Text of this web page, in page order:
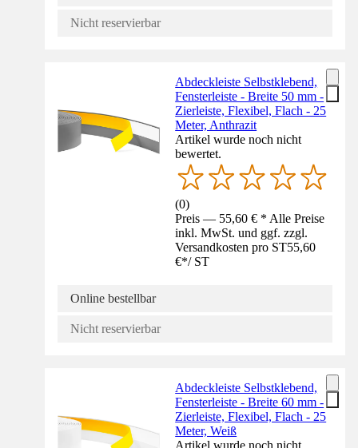
Nicht reservierbar
Abdeckleiste Selbstklebend,
Fensterleiste - Breite 50 mm -
Zierleiste, Flexibel, Flach - 25
Meter, Anthrazit
Artikel wurde noch nicht
bewertet.
(0)
Preis — 55,60 € * Alle Preise
inkl. MwSt. und ggf. zzgl.
Versandkosten pro ST55,60
€*/ ST
Online bestellbar
Nicht reservierbar
Abdeckleiste Selbstklebend,
Fensterleiste - Breite 60 mm -
Zierleiste, Flexibel, Flach - 25
Meter, Weiß
Artikel wurde noch nicht